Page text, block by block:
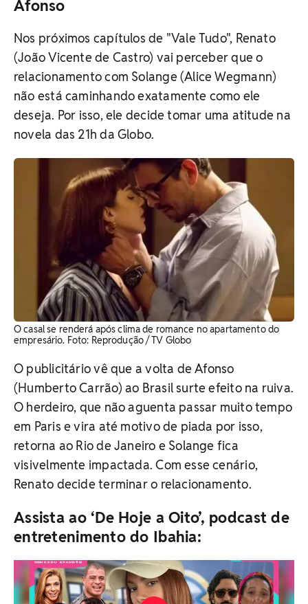
Afonso
Nos próximos capítulos de "Vale Tudo", Renato
(João Vicente de Castro) vai perceber que o
relacionamento com Solange (Alice Wegmann)
não está caminhando exatamente como ele
deseja. Por isso, ele decide tomar uma atitude na
novela das 21h da Globo.
O casal se renderá após clima de romance no apartamento do
empresário. ​Foto: Reprodução / TV Globo
O publicitário vê que a volta de Afonso
(Humberto Carrão) ao Brasil surte efeito na ruiva.
O herdeiro, que não aguenta passar muito tempo
em Paris e vira até motivo de piada por isso,
retorna ao Rio de Janeiro e Solange fica
visivelmente impactada. Com esse cenário,
Renato decide terminar o relacionamento.
Assista ao ‘De Hoje a Oito’, podcast de
entretenimento do Ibahia: